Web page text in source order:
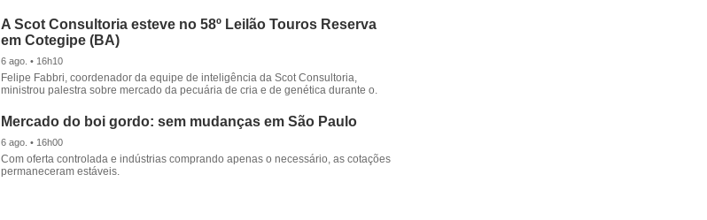
A Scot Consultoria esteve no 58º Leilão Touros Reserva
em Cotegipe (BA)
6 ago. • 16h10
Felipe Fabbri, coordenador da equipe de inteligência da Scot Consultoria,
ministrou palestra sobre mercado da pecuária de cria e de genética durante o.
Mercado do boi gordo: sem mudanças em São Paulo
6 ago. • 16h00
Com oferta controlada e indústrias comprando apenas o necessário, as cotações
permaneceram estáveis.